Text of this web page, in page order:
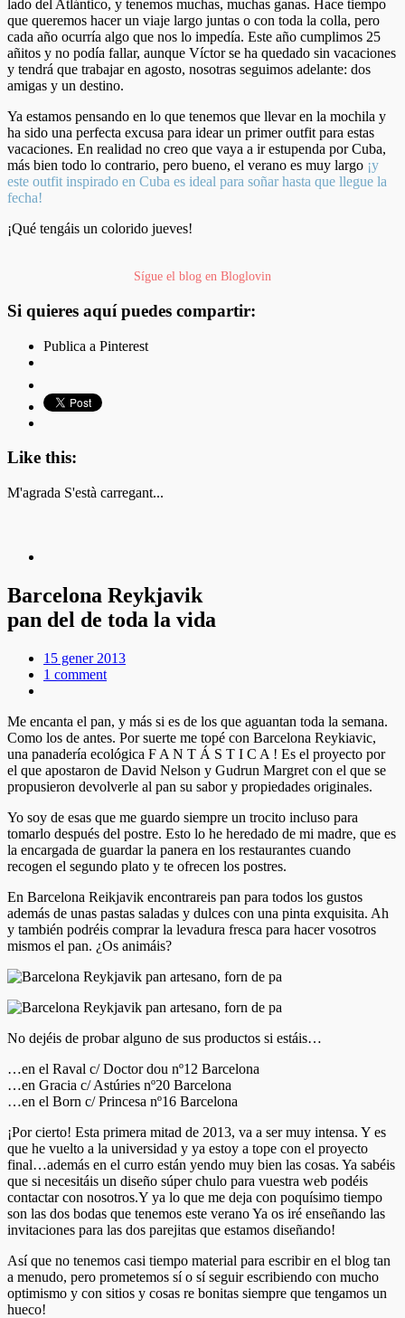
lado del Atlántico, y tenemos muchas, muchas ganas. Hace tiempo
que queremos hacer un viaje largo juntas o con toda la colla, pero
cada año ocurría algo que nos lo impedía. Este año cumplimos 25
añitos y no podía fallar, aunque Víctor se ha quedado sin vacaciones
y tendrá que trabajar en agosto, nosotras seguimos adelante: dos
amigas y un destino.
Ya estamos pensando en lo que tenemos que llevar en la mochila y
ha sido una perfecta excusa para idear un primer outfit para estas
vacaciones. En realidad no creo que vaya a ir estupenda por Cuba,
más bien todo lo contrario, pero bueno, el verano es muy largo ¡y
este outfit inspirado en Cuba es ideal para soñar hasta que llegue la
fecha!
¡Qué tengáis un colorido jueves!
Sígue el blog en Bloglovin
Si quieres aquí puedes compartir:
Publica a Pinterest
Like this:
M'agrada S'està carregant...
Barcelona Reykjavik
pan del de toda la vida
15 gener 2013
1 comment
Me encanta el pan, y más si es de los que aguantan toda la semana.
Como los de antes. Por suerte me topé con Barcelona Reykiavic,
una panadería ecológica F A N T Á S T I C A ! Es el proyecto por
el que apostaron de David Nelson y Gudrun Margret con el que se
propusieron devolverle al pan su sabor y propiedades originales.
Yo soy de esas que me guardo siempre un trocito incluso para
tomarlo después del postre. Esto lo he heredado de mi madre, que es
la encargada de guardar la panera en los restaurantes cuando
recogen el segundo plato y te ofrecen los postres.
En Barcelona Reikjavik encontrareis pan para todos los gustos
además de unas pastas saladas y dulces con una pinta exquisita. Ah
y también podréis comprar la levadura fresca para hacer vosotros
mismos el pan. ¿Os animáis?
No dejéis de probar alguno de sus productos si estáis…
…en el Raval c/ Doctor dou nº12 Barcelona
…en Gracia c/ Astúries nº20 Barcelona
…en el Born c/ Princesa nº16 Barcelona
¡Por cierto! Esta primera mitad de 2013, va a ser muy intensa. Y es
que he vuelto a la universidad y ya estoy a tope con el proyecto
final…además en el curro están yendo muy bien las cosas. Ya sabéis
que si necesitáis un diseño súper chulo para vuestra web podéis
contactar con nosotros.Y ya lo que me deja con poquísimo tiempo
son las dos bodas que tenemos este verano Ya os iré enseñando las
invitaciones para las dos parejitas que estamos diseñando!
Así que no tenemos casi tiempo material para escribir en el blog tan
a menudo, pero prometemos sí o sí seguir escribiendo con mucho
optimismo y con sitios y cosas re bonitas siempre que tengamos un
hueco!